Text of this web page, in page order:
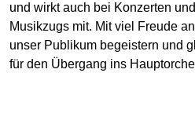
und wirkt auch bei Konzerten
Musikzugs mit. Mit viel Freude
unser Publikum begeistern und
für den Übergang ins